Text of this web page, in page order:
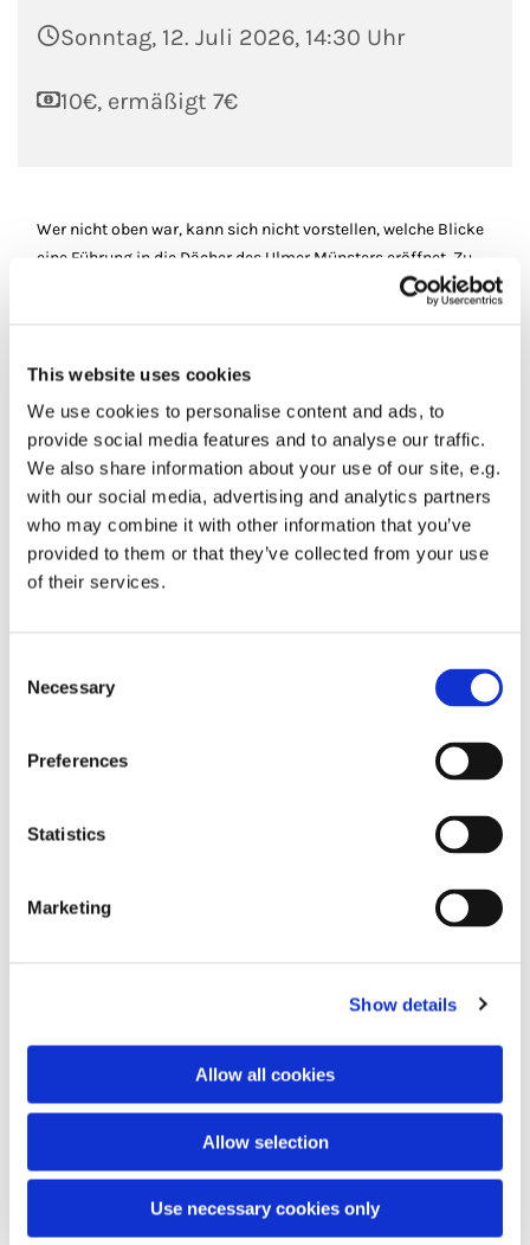
This website uses cookies
We use cookies to personalise content and ads, to
provide social media features and to analyse our traffic.
We also share information about your use of our site, e.g.
with our social media, advertising and analytics partners
who may combine it with other information that you’ve
provided to them or that they’ve collected from your use
of their services.
Selection
Necessary
Preferences
Statistics
Marketing
Show details
Allow all cookies
Allow selection
Use necessary cookies only
Sonntag, 12. Juli 2026, 14:30 Uhr
10€, ermäßigt 7€
Wer nicht oben war, kann sich nicht vorstellen, welche Blicke
eine Führung in die Dächer des Ulmer Münsters eröffnet. Zu
sehen sind der Dachstühle aus Stahl, historische Werkstätten
jüdischen Grabsteinen. Oben angekommen, eröffnet sich den
Besuchenden ein großartiger Rundblick auf die Stadt Ulm
und Umgebung. Bei gutem Wetter sind sogar die Alpen zu
sehen.
Treffpunkt am Lego Münster
Dauer ca. 90 Minuten
ab 10 Jahren
Tickets sind
oder im Münstershop erhältlich, Tel. 0731